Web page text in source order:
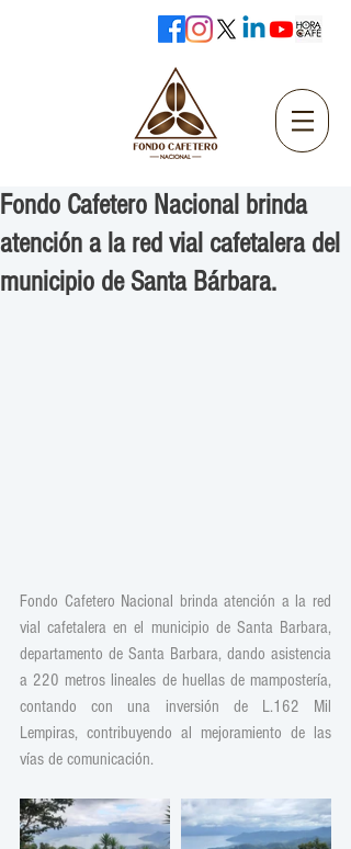
Fondo Cafetero Nacional brinda
atención a la red vial cafetalera del
municipio de Santa Bárbara.
Fondo Cafetero Nacional brinda atención a la red
vial cafetalera en el municipio de Santa Barbara,
departamento de Santa Barbara, dando asistencia
a 220 metros lineales de huellas de mampostería,
contando con una inversión de L.162 Mil
Lempiras, contribuyendo al mejoramiento de las
vías de comunicación.